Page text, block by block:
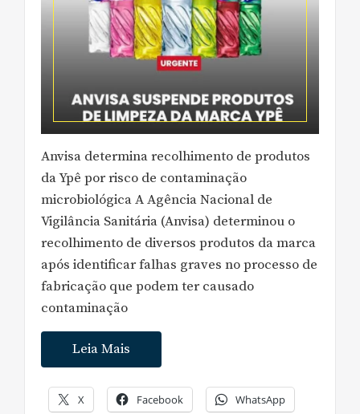
Anvisa determina recolhimento de produtos
da Ypê por risco de contaminação
microbiológica A Agência Nacional de
Vigilância Sanitária (Anvisa) determinou o
recolhimento de diversos produtos da marca
após identificar falhas graves no processo de
fabricação que podem ter causado
contaminação
Leia Mais
X Facebook WhatsApp